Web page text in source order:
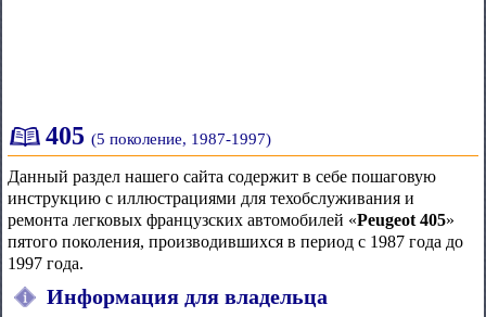
405 (5 поколение, 1987-1997)
Данный раздел нашего сайта содержит в себе пошаговую
инструкцию с иллюстрациями для техобслуживания и
ремонта легковых французских автомобилей «Peugeot 405»
пятого поколения, производившихся в период с 1987 года до
1997 года.
Информация для владельца